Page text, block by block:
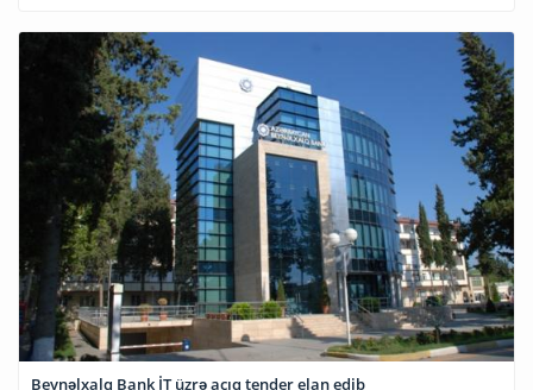
Beynəlxalq Bank İT üzrə açıq tender elan edib